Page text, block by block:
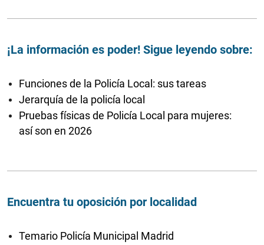
¡La información es poder! Sigue leyendo sobre:
Funciones de la Policía Local: sus tareas
Jerarquía de la policía local
Pruebas físicas de Policía Local para mujeres:
así son en 2026
Encuentra tu oposición por localidad
Temario Policía Municipal Madrid